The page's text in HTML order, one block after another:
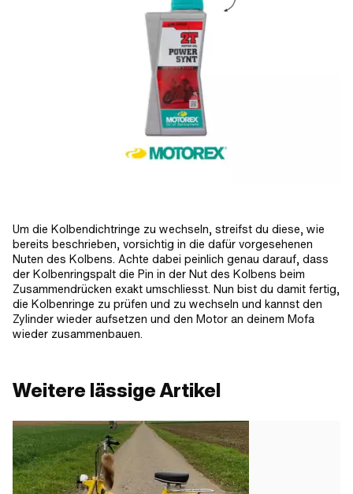
Um die Kolbendichtringe zu wechseln, streifst du diese, wie
bereits beschrieben, vorsichtig in die dafür vorgesehenen
Nuten des Kolbens. Achte dabei peinlich genau darauf, dass
der Kolbenringspalt die Pin in der Nut des Kolbens beim
Zusammendrücken exakt umschliesst. Nun bist du damit fertig,
die Kolbenringe zu prüfen und zu wechseln und kannst den
Zylinder wieder aufsetzen und den Motor an deinem Mofa
wieder zusammenbauen.
Weitere lässige Artikel